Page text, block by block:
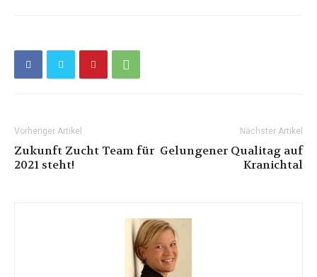
Vorheriger Artikel
Zukunft Zucht Team für
2021 steht!
Nächster Artikel
Gelungener Qualitag auf
Kranichtal